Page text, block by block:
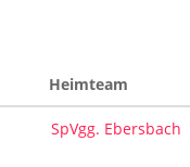
Heimteam
SpVgg. Ebersbach